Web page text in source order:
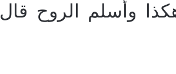
وأسلم الروح قال